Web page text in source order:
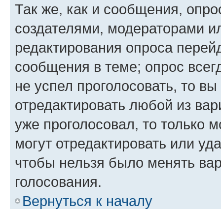
Так же, как и сообщения,
создателями, модераторами
редактирования опроса
сообщения в теме; опрос
не успел проголосовать, то
отредактировать любой из
уже проголосовал, то только
могут отредактировать или
чтобы нельзя было менять
голосования.
Вернуться к началу